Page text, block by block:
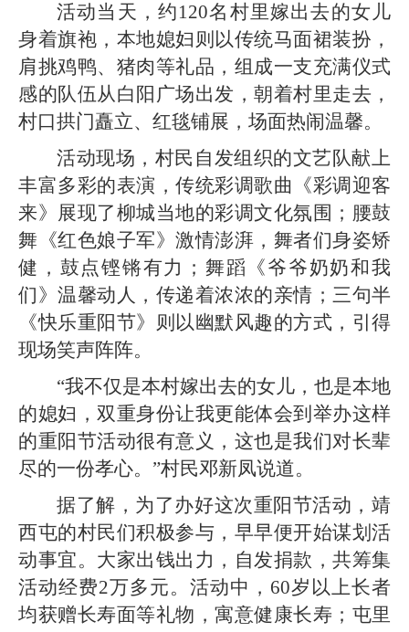
数据专题
活动当天，约120名村里嫁出去的女儿
身着旗袍，本地媳妇则以传统马面裙装扮，
肩挑鸡鸭、猪肉等礼品，组成一支充满仪式
感的队伍从白阳广场出发，朝着村里走去，
村口拱门矗立、红毯铺展，场面热闹温馨。
活动现场，村民自发组织的文艺队献上
丰富多彩的表演，传统彩调歌曲《彩调迎客
来》展现了柳城当地的彩调文化氛围；腰鼓
舞《红色娘子军》激情澎湃，舞者们身姿矫
健，鼓点铿锵有力；舞蹈《爷爷奶奶和我
们》温馨动人，传递着浓浓的亲情；三句半
《快乐重阳节》则以幽默风趣的方式，引得
现场笑声阵阵。
“我不仅是本村嫁出去的女儿，也是本地
的媳妇，双重身份让我更能体会到举办这样
的重阳节活动很有意义，这也是我们对长辈
尽的一份孝心。”村民邓新凤说道。
据了解，为了办好这次重阳节活动，靖
西屯的村民们积极参与，早早便开始谋划活
动事宜。大家出钱出力，自发捐款，共筹集
活动经费2万多元。活动中，60岁以上长者
均获赠长寿面等礼物，寓意健康长寿；屯里